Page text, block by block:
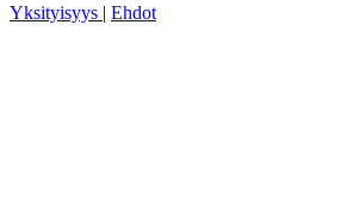
Yksityisyys | Ehdot